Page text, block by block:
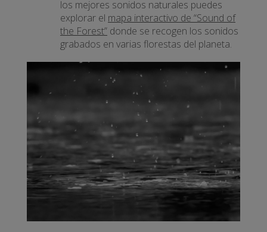
los mejores sonidos naturales puedes
explorar el mapa interactivo de “Sound of
the Forest” donde se recogen los sonidos
grabados en varias florestas del planeta.